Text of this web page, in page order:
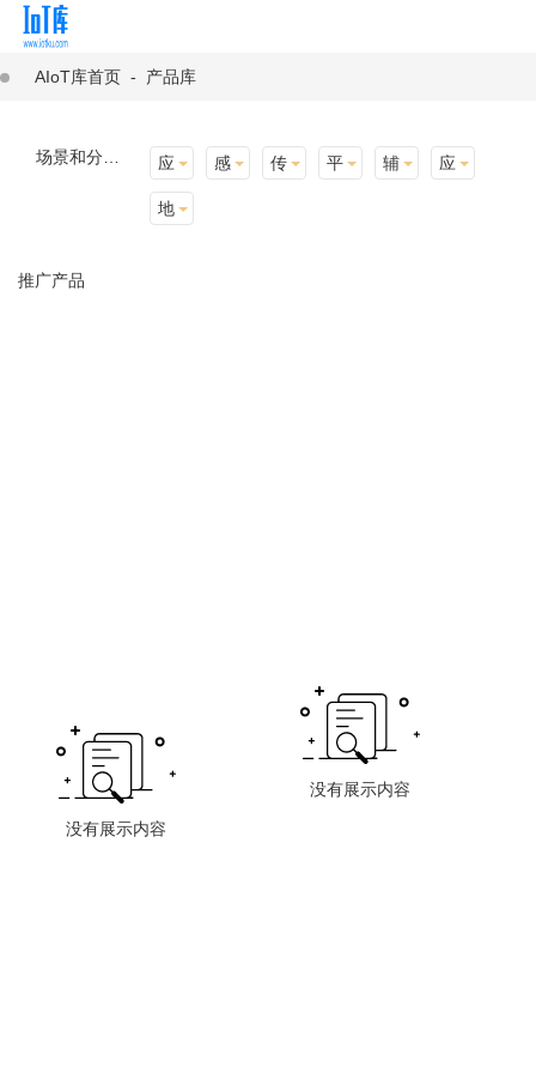
AIoT库首页 - 产品库
应用场景 感知层 传输层 平台层 辅助产品与材料 应用终端
地址选择
推广产品